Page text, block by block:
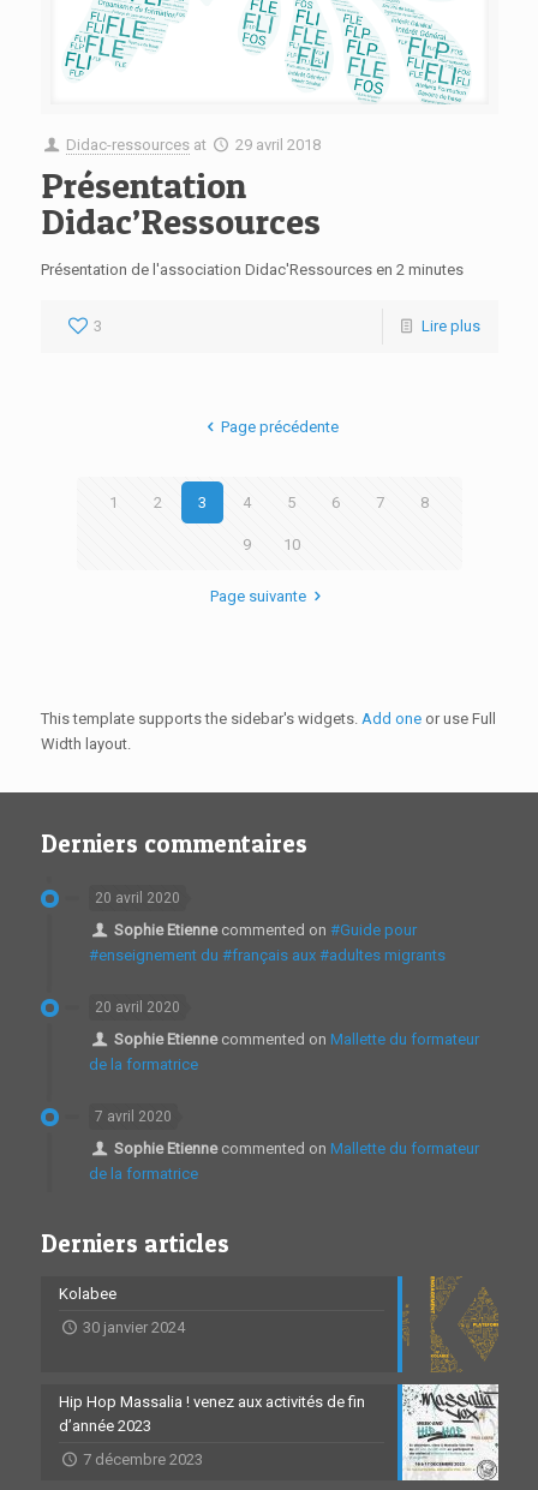
Didac-ressources at 29 avril 2018
Présentation
Didac’Ressources
Présentation de l'association Didac'Ressources en 2 minutes
3 Lire plus
Page précédente
1 2 3 4 5 6 7 8
9 10
Page suivante
This template supports the sidebar's widgets. Add oneor use Full
Width layout.
Derniers commentaires
20 avril 2020
Sophie Etiennecommented on #Guide pour
#enseignement du #français aux #adultes migrants
20 avril 2020
Sophie Etiennecommented on Mallette du formateur
de la formatrice
7 avril 2020
Sophie Etiennecommented on Mallette du formateur
de la formatrice
Derniers articles
Kolabee
30 janvier 2024
Hip Hop Massalia ! venez aux activités de fin
d’année 2023
7 décembre 2023